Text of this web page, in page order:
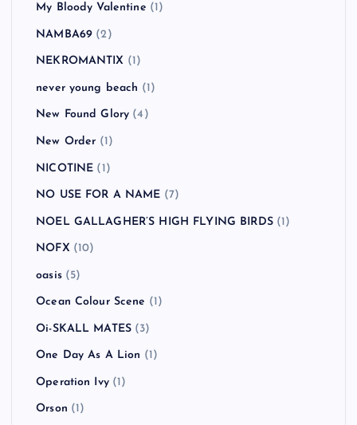
My Bloody Valentine (1)
NAMBA69 (2)
NEKROMANTIX (1)
never young beach (1)
New Found Glory (4)
New Order (1)
NICOTINE (1)
NO USE FOR A NAME (7)
NOEL GALLAGHER’S HIGH FLYING BIRDS(1)
NOFX (10)
oasis(5)
Ocean Colour Scene (1)
Oi-SKALL MATES (3)
One Day As A Lion (1)
Operation Ivy(1)
Orson (1)